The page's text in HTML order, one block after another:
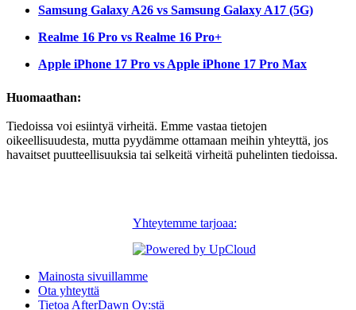
Samsung Galaxy A26 vs Samsung Galaxy A17 (5G)
Realme 16 Pro vs Realme 16 Pro+
Apple iPhone 17 Pro vs Apple iPhone 17 Pro Max
Huomaathan:
Tiedoissa voi esiintyä virheitä. Emme vastaa tietojen
oikeellisuudesta, mutta pyydämme ottamaan meihin yhteyttä, jos
havaitset puutteellisuuksia tai selkeitä virheitä puhelinten tiedoissa.
Yhteytemme tarjoaa:
Mainosta sivuillamme
Ota yhteyttä
Tietoa AfterDawn Oy:stä